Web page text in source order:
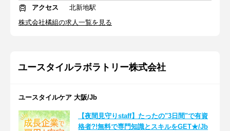
アクセス
北新地駅
株式会社橘組の求人一覧を見る
ユースタイルラボラトリー株式会社
ユースタイルケア 大阪/Jb
【夜間見守りstaff】たったの"3日間"で有資
格者?!無料で専門知識とスキルをGET★/Jb